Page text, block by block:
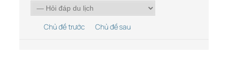
Chủ đề trước Chủ đề sau